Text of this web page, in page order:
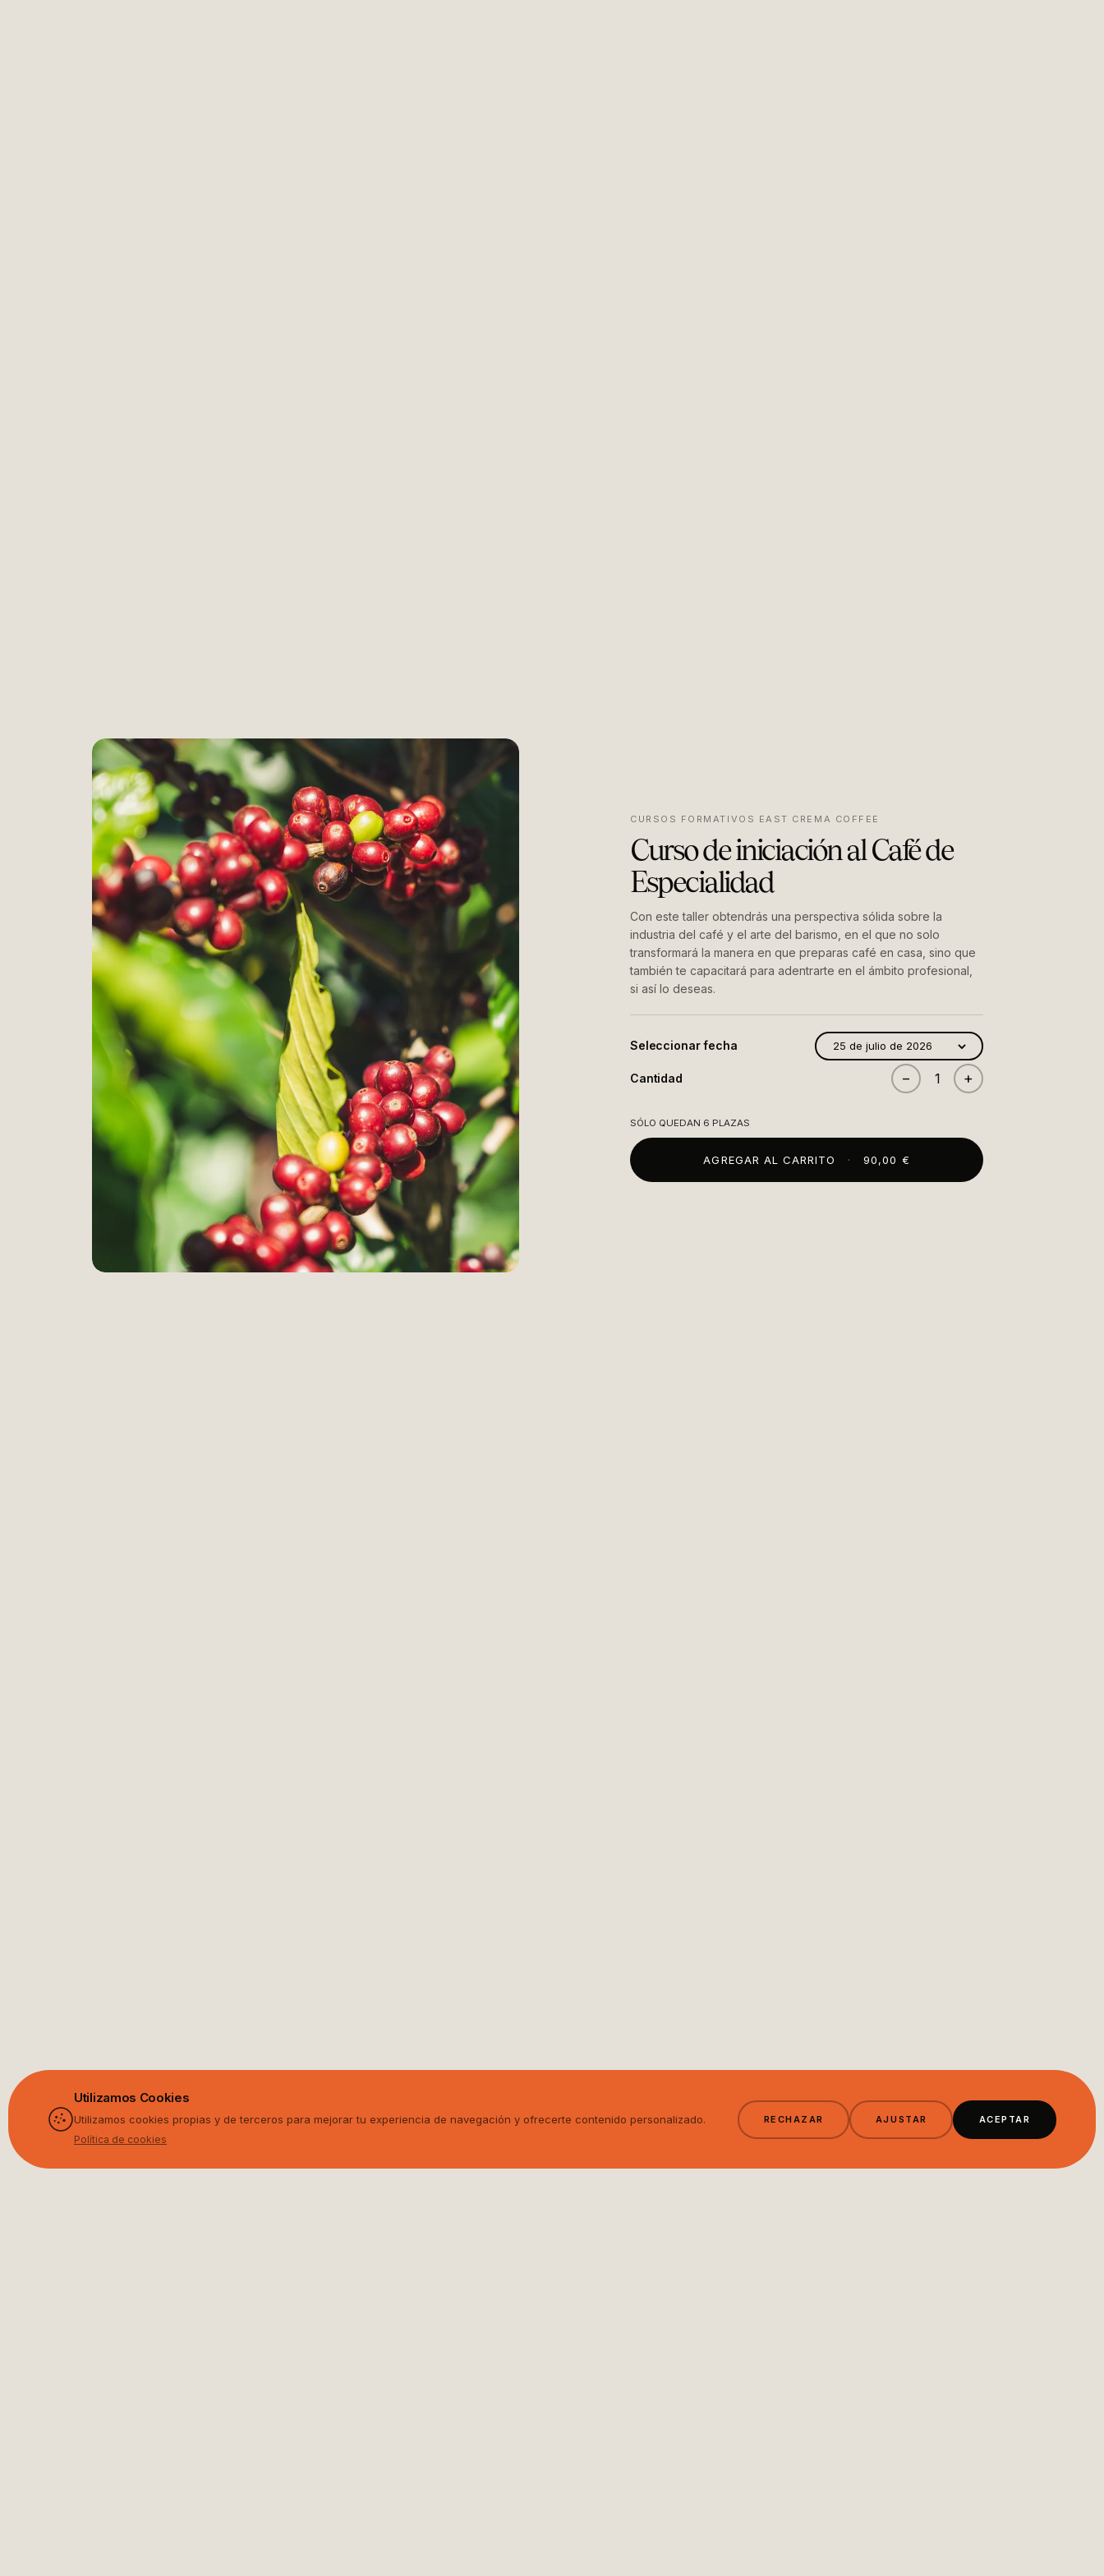
CURSOS FORMATIVOS EAST CREMA COFFEE
Curso de iniciación al Café de
Especialidad
Con este taller obtendrás una perspectiva sólida sobre la
industria del café y el arte del barismo, en el que no solo
transformará la manera en que preparas café en casa, sino que
también te capacitará para adentrarte en el ámbito profesional,
si así lo deseas.
Seleccionar fecha 25 de julio de 2026
Cantidad − +
SÓLO QUEDAN 6 PLAZAS
AGREGAR AL CARRITO · 90,00 €
Utilizamos Cookies
Utilizamos cookies propias y de terceros para mejorar tu experiencia de navegación y ofrecerte contenido personalizado.
Política de cookies
RECHAZAR AJUSTAR ACEPTAR